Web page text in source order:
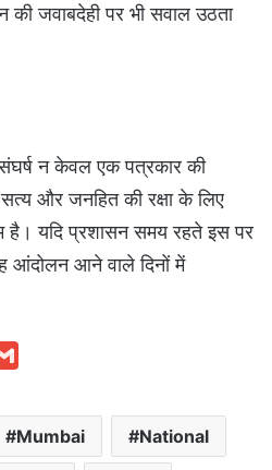
जवाबदेही पर भी सवाल उठता
न केवल एक पत्रकार की
और जनहित की रक्षा के लिए
है। यदि प्रशासन समय रहते इस पर
आंदोलन आने वाले दिनों में
a
i
Mumbai National